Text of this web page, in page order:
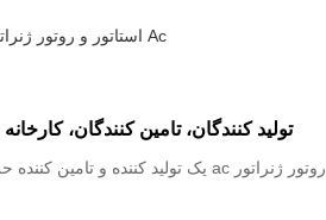
استاتور و روتور ژنراتور Ac
چین استاتور و روتور ژنراتور ac تولید کنندگان، تامین کنندگان، کارخانه